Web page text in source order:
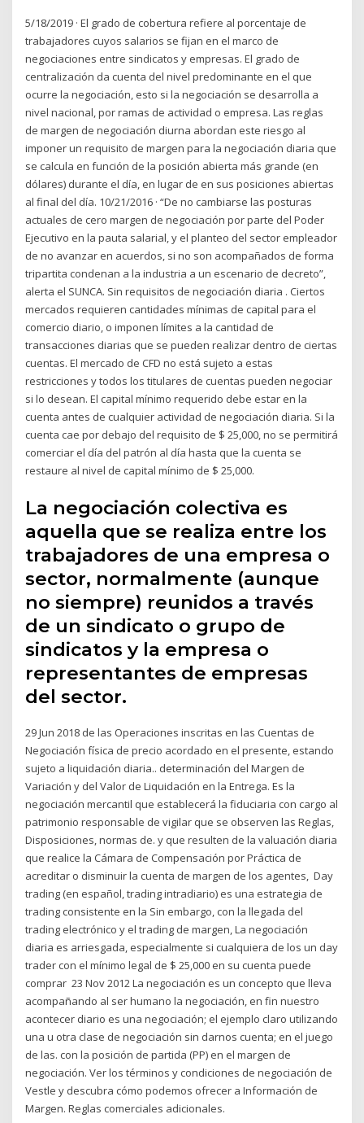
5/18/2019 · El grado de cobertura refiere al porcentaje de
trabajadores cuyos salarios se fijan en el marco de
negociaciones entre sindicatos y empresas. El grado de
centralización da cuenta del nivel predominante en el que
ocurre la negociación, esto si la negociación se desarrolla a
nivel nacional, por ramas de actividad o empresa. Las reglas
de margen de negociación diurna abordan este riesgo al
imponer un requisito de margen para la negociación diaria que
se calcula en función de la posición abierta más grande (en
dólares) durante el día, en lugar de en sus posiciones abiertas
al final del día. 10/21/2016 · “De no cambiarse las posturas
actuales de cero margen de negociación por parte del Poder
Ejecutivo en la pauta salarial, y el planteo del sector empleador
de no avanzar en acuerdos, si no son acompañados de forma
tripartita condenan a la industria a un escenario de decreto”,
alerta el SUNCA. Sin requisitos de negociación diaria . Ciertos
mercados requieren cantidades mínimas de capital para el
comercio diario, o imponen límites a la cantidad de
transacciones diarias que se pueden realizar dentro de ciertas
cuentas. El mercado de CFD no está sujeto a estas
restricciones y todos los titulares de cuentas pueden negociar
si lo desean. El capital mínimo requerido debe estar en la
cuenta antes de cualquier actividad de negociación diaria. Si la
cuenta cae por debajo del requisito de $ 25,000, no se permitirá
comerciar el día del patrón al día hasta que la cuenta se
restaure al nivel de capital mínimo de $ 25,000.
La negociación colectiva es
aquella que se realiza entre los
trabajadores de una empresa o
sector, normalmente (aunque
no siempre) reunidos a través
de un sindicato o grupo de
sindicatos y la empresa o
representantes de empresas
del sector.
29 Jun 2018 de las Operaciones inscritas en las Cuentas de
Negociación física de precio acordado en el presente, estando
sujeto a liquidación diaria.. determinación del Margen de
Variación y del Valor de Liquidación en la Entrega. Es la
negociación mercantil que establecerá la fiduciaria con cargo al
patrimonio responsable de vigilar que se observen las Reglas,
Disposiciones, normas de. y que resulten de la valuación diaria
que realice la Cámara de Compensación por Práctica de
acreditar o disminuir la cuenta de margen de los agentes, Day
trading (en español, trading intradiario) es una estrategia de
trading consistente en la Sin embargo, con la llegada del
trading electrónico y el trading de margen, La negociación
diaria es arriesgada, especialmente si cualquiera de los un day
trader con el mínimo legal de $ 25,000 en su cuenta puede
comprar 23 Nov 2012 La negociación es un concepto que lleva
acompañando al ser humano la negociación, en fin nuestro
acontecer diario es una negociación; el ejemplo claro utilizando
una u otra clase de negociación sin darnos cuenta; en el juego
de las. con la posición de partida (PP) en el margen de
negociación. Ver los términos y condiciones de negociación de
Vestle y descubra cómo podemos ofrecer a Información de
Margen. Reglas comerciales adicionales.